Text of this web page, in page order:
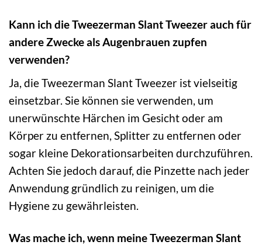
Kann ich die Tweezerman Slant Tweezer auch für
andere Zwecke als Augenbrauen zupfen
verwenden?
Ja, die Tweezerman Slant Tweezer ist vielseitig
einsetzbar. Sie können sie verwenden, um
unerwünschte Härchen im Gesicht oder am
Körper zu entfernen, Splitter zu entfernen oder
sogar kleine Dekorationsarbeiten durchzuführen.
Achten Sie jedoch darauf, die Pinzette nach jeder
Anwendung gründlich zu reinigen, um die
Hygiene zu gewährleisten.
Was mache ich, wenn meine Tweezerman Slant